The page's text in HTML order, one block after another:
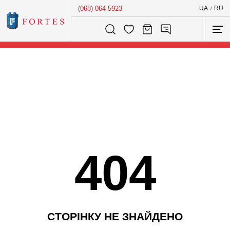
(068) 064-5923 UA / RU
Розумний пошук...
404
СТОРІНКУ НЕ ЗНАЙДЕНО